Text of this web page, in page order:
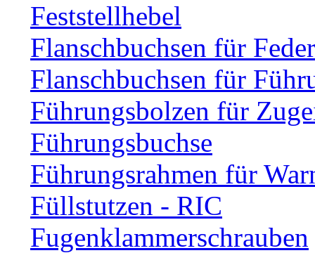
Feststellhebel
Flanschbuchsen für
Flanschbuchsen für
Führungsbolzen für
Führungsbuchse
Führungsrahmen für
Füllstutzen - RIC
Fugenklammerschrauben